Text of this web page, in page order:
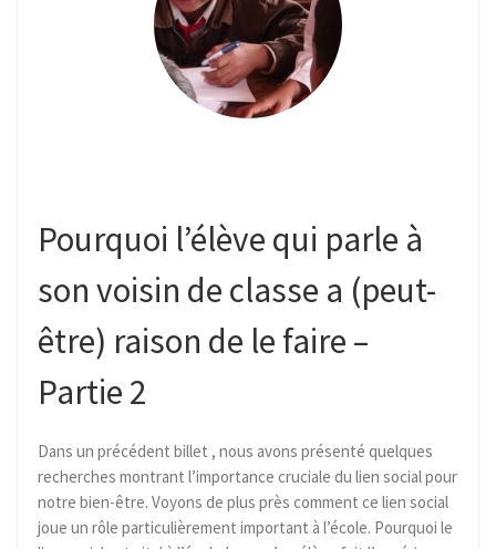
Pourquoi l’élève qui parle à
son voisin de classe a (peut-
être) raison de le faire –
Partie 2
Dans un précédent billet , nous avons présenté quelques
recherches montrant l’importance cruciale du lien social pour
notre bien-être. Voyons de plus près comment ce lien social
joue un rôle particulièrement important à l’école. Pourquoi le